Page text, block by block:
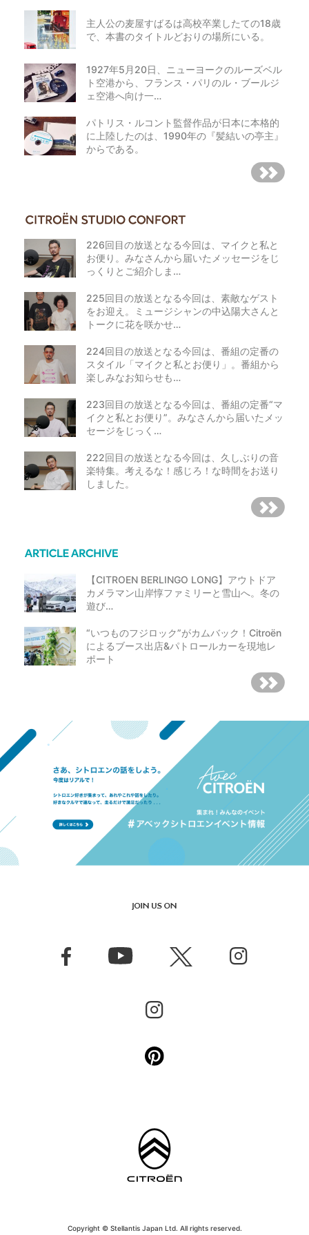
主人公の麦屋すばるは高校卒業したての18歳
で、本書のタイトルどおりの場所にいる。
1927年5月20日、ニューヨークのルーズベル
ト空港から、フランス・パリのル・ブールジ
ェ空港へ向け一…
パトリス・ルコント監督作品が日本に本格的
に上陸したのは、1990年の『髪結いの亭主』
からである。
226回目の放送となる今回は、マイクと私と
お便り。みなさんから届いたメッセージをじ
っくりとご紹介しま…
225回目の放送となる今回は、素敵なゲスト
をお迎え。ミュージシャンの中込陽大さんと
トークに花を咲かせ…
224回目の放送となる今回は、番組の定番の
スタイル「マイクと私とお便り」。番組から
楽しみなお知らせも…
223回目の放送となる今回は、番組の定番“マ
イクと私とお便り”。みなさんから届いたメッ
セージをじっく…
222回目の放送となる今回は、久しぶりの音
楽特集。考えるな！感じろ！な時間をお送り
しました。
【CITROEN BERLINGO LONG】アウトドア
カメラマン山岸惇ファミリーと雪山へ。冬の
遊び…
“いつものフジロック”がカムバック！Citroën
によるブース出店&パトロールカーを現地レ
ポート
Copyright © Stellantis Japan Ltd. All rights reserved.